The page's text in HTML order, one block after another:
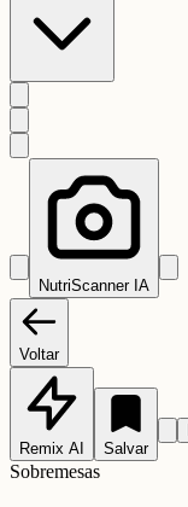
NutriScanner IA
Voltar
Remix AI Salvar
Sobremesas